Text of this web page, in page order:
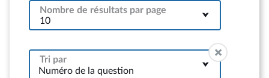
Nombre de résultats par page
Tri par
Numéro de la question